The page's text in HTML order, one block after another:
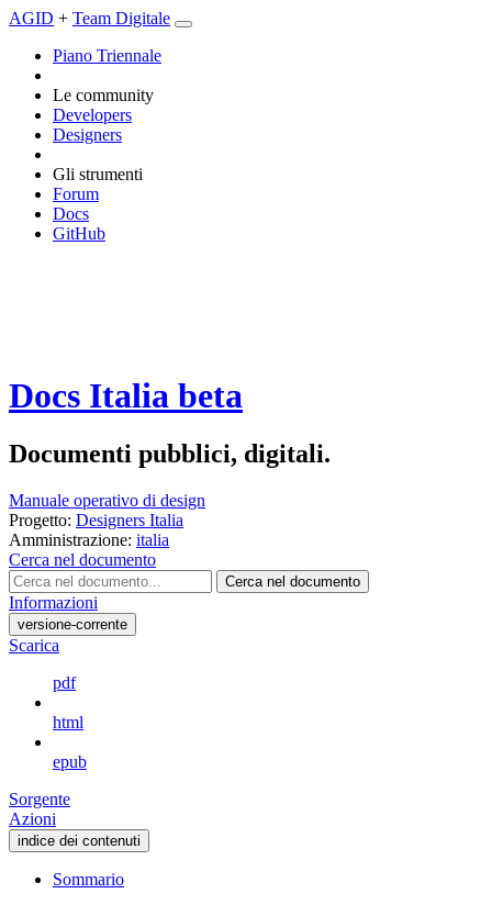
AGID + Team Digitale
Piano Triennale
Le community
Developers
Designers
Gli strumenti
Forum
Docs
GitHub
Docs Italia beta
Documenti pubblici, digitali.
Manuale operativo di design
Progetto: Designers Italia
Amministrazione: italia
Cerca nel documento
Cerca nel documento
Informazioni
versione-corrente
Scarica
pdf
html
epub
Sorgente
Azioni
indice dei contenuti
Sommario